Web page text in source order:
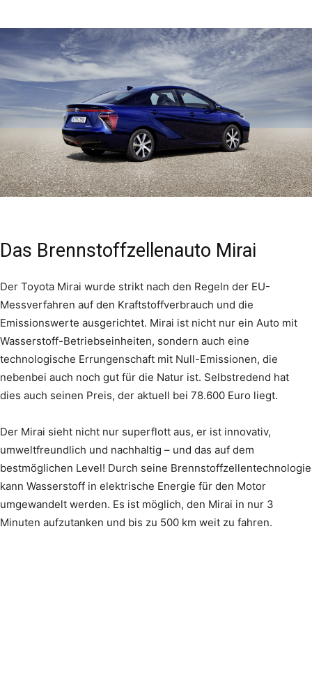
Das Brennstoffzellenauto Mirai
Der Toyota Mirai wurde strikt nach den Regeln der EU-
Messverfahren auf den Kraftstoffverbrauch und die
Emissionswerte ausgerichtet. Mirai ist nicht nur ein Auto mit
Wasserstoff-Betriebseinheiten, sondern auch eine
technologische Errungenschaft mit Null-Emissionen, die
nebenbei auch noch gut für die Natur ist. Selbstredend hat
dies auch seinen Preis, der aktuell bei 78.600 Euro liegt.
Der Mirai sieht nicht nur superflott aus, er ist innovativ,
umweltfreundlich und nachhaltig – und das auf dem
bestmöglichen Level! Durch seine Brennstoffzellentechnologie
kann Wasserstoff in elektrische Energie für den Motor
umgewandelt werden. Es ist möglich, den Mirai in nur 3
Minuten aufzutanken und bis zu 500 km weit zu fahren.